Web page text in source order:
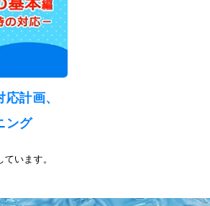
計画、
ング
います。